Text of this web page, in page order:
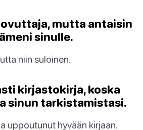
mutta antaisin
sinulle.
niin suloinen.
kirjastokirja, koska
sinun tarkistamistasi.
uppoutunut hyvään kirjaan.